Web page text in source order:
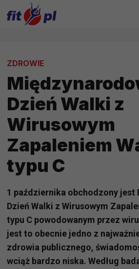
ZDROWIE
Dzień Walki z
Wirusowym
Zapaleniem
typu C
1 października obchodzony jest
Dzień Walki z Wirusowym
typu C powodowanym przez
jest to obecnie jedno z
zdrowia publicznego,
wciąż bardzo niska. Według